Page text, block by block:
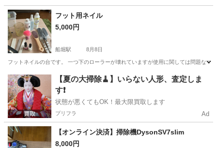
東京 台東区 蔵前駅 その他
フット用ネイル
5,000円
船堀駅 8月8日
フットネイルの台です。 一つ下のローラーが壊れていますが使用に関しては問題な
東京 江戸川区 船堀駅 その他 フット
【夏の大掃除🧹】いらない人形、査定しま
す❗️
状態が悪くてもOK！最大限買取します
プリフラ Ad
【オンライン決済】掃除機DysonSV7slim
8,000円